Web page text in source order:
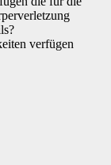
verfügen